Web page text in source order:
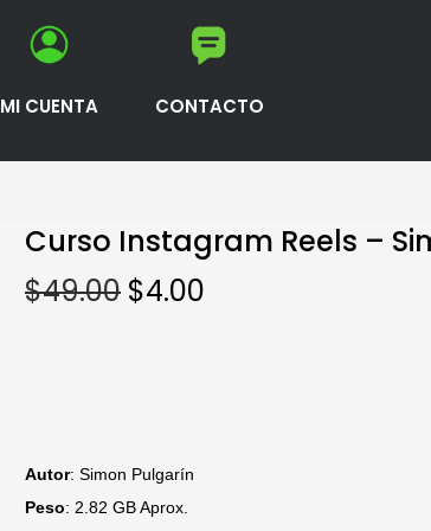
MI CUENTA CONTACTO
Curso Instagram Reels –
$49.00 $4.00
Autor: Simon Pulgarín
Peso: 2.82 GB Aprox.